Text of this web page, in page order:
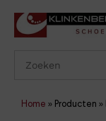
Home » Producten »